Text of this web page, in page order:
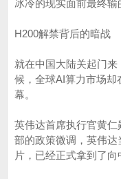
冰冷的现实面前最终输
H200解禁背后的暗战
就在中国大陆关起门来
候，全球AI算力市场却
幕。
英伟达首席执行官黄
部的政策微调，英伟
片，已经正式拿到了向